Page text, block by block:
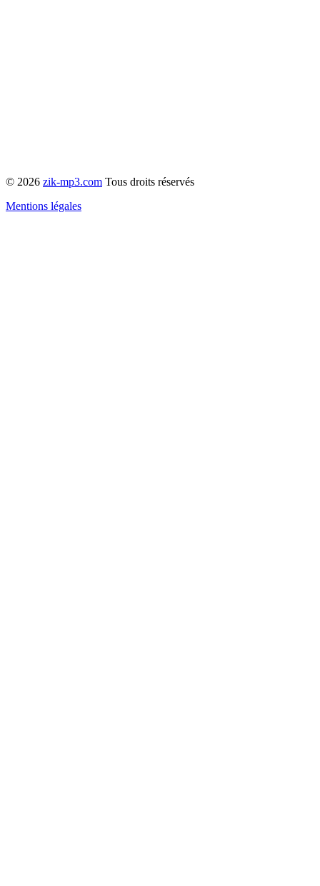
© 2026 zik-mp3.com Tous droits réservés
Mentions légales